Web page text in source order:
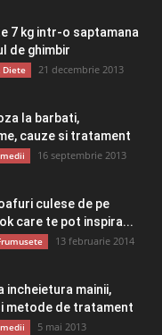
7 kg intr-o saptamana
de ghimbir
Diete 21 decembrie 2013
la barbati,
cauze si tratament
16 septembrie 2013
culese de pe
care te pot inspira...
13 februarie 2014
incheietura mainii,
metode de tratament
5 mai 2013